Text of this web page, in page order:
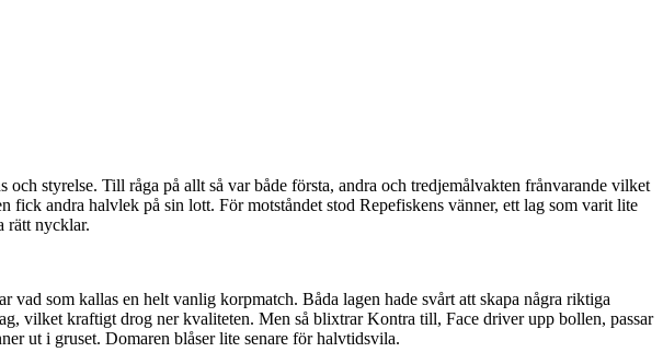
styrelse. Till råga på allt så var både första, andra och tredjemålvakten frånvarande vilket
andra halvlek på sin lott. För motståndet stod Repefiskens vänner, ett lag som varit lite
rätt nycklar.
som kallas en helt vanlig korpmatch. Båda lagen hade svårt att skapa några riktiga
vilket kraftigt drog ner kvaliteten. Men så blixtrar Kontra till, Face driver upp bollen, passar
ut i gruset. Domaren blåser lite senare för halvtidsvila.